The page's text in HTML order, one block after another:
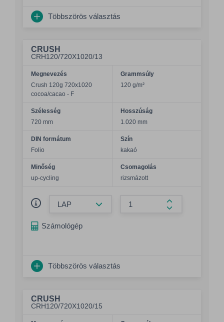
Többszörös választás
CRUSH
CRH120/720X1020/13
Megnevezés
Crush 120g 720x1020
cocoa/cacao - F
Grammsúly
120 g/m²
Szélesség
720 mm
Hosszúság
1.020 mm
DIN formátum
Folio
Szín
kakaó
Minőség
up-cycling
Csomagolás
rizsmázott
Összeg
Számológép
Többszörös választás
CRUSH
CRH120/720X1020/15